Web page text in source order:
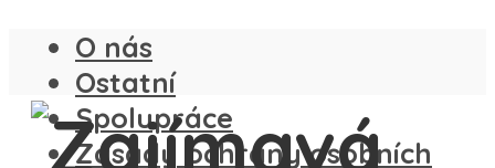
O nás
Ostatní
Spolupráce
Zásady ochrany osobních